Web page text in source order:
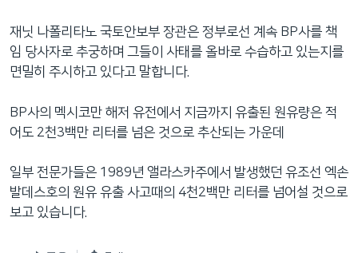
재닛 나폴리타노 국토안보부 장관은 정부로선 계속 BP사를 책
임 당사자로 추궁하며 그들이 사태를 올바로 수습하고 있는지를
면밀히 주시하고 있다고 말합니다.
BP사의 멕시코만 해저 유전에서 지금까지 유출된 원유량은 적
어도 2천3백만 리터를 넘은 것으로 추산되는 가운데
일부 전문가들은 1989년 앨라스카주에서 발생했던 유조선 엑손
발데스호의 원유 유출 사고때의 4천2백만 리터를 넘어설 것으로
보고 있습니다.